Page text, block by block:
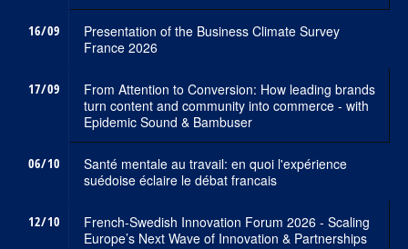
16/09
Presentation of the Business Climate Survey
France 2026
17/09
From Attention to Conversion: How leading brands
turn content and community into commerce - with
Epidemic Sound & Bambuser
06/10
Santé mentale au travail: en quoi l'expérience
suédoise éclaire le débat francais
12/10
French-Swedish Innovation Forum 2026 - Scaling
Europe’s Next Wave of Innovation & Partnerships